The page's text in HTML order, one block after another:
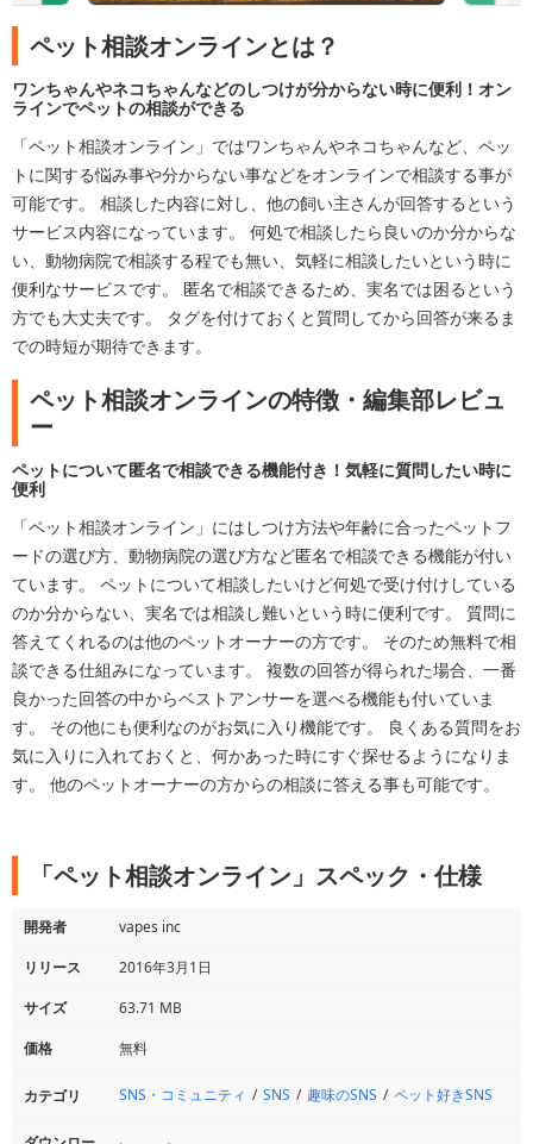
ペット相談オンラインとは？
ワンちゃんやネコちゃんなどのしつけが分からない時に便利！オン
ラインでペットの相談ができる
「ペット相談オンライン」ではワンちゃんやネコちゃんなど、ペッ
トに関する悩み事や分からない事などをオンラインで相談する事が
可能です。 相談した内容に対し、他の飼い主さんが回答するという
サービス内容になっています。 何処で相談したら良いのか分からな
い、動物病院で相談する程でも無い、気軽に相談したいという時に
便利なサービスです。 匿名で相談できるため、実名では困るという
方でも大丈夫です。 タグを付けておくと質問してから回答が来るま
での時短が期待できます。
ペット相談オンラインの特徴・編集部レビュ
ー
ペットについて匿名で相談できる機能付き！気軽に質問したい時に
便利
「ペット相談オンライン」にはしつけ方法や年齢に合ったペットフ
ードの選び方、動物病院の選び方など匿名で相談できる機能が付い
ています。 ペットについて相談したいけど何処で受け付けしている
のか分からない、実名では相談し難いという時に便利です。 質問に
答えてくれるのは他のペットオーナーの方です。 そのため無料で相
談できる仕組みになっています。 複数の回答が得られた場合、一番
良かった回答の中からベストアンサーを選べる機能も付いていま
す。 その他にも便利なのがお気に入り機能です。 良くある質問をお
気に入りに入れておくと、何かあった時にすぐ探せるようになりま
す。 他のペットオーナーの方からの相談に答える事も可能です。
「ペット相談オンライン」スペック・仕様
開発者
vapes inc
リリース
2016年3月1日
サイズ
63.71 MB
価格
無料
カテゴリ SNS・コミュニティ SNS 趣味のSNS ペット好きSNS